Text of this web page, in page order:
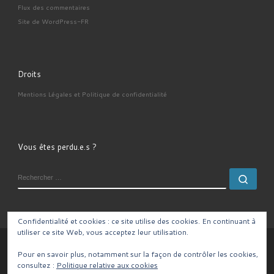
Flux des commentaires
Site de WordPress-FR
Droits
Mentions Légales et Politique de confidentialité
Vous êtes perdu.e.s ?
Propulsé par WP– Réalisé avec the
Confidentialité et cookies : ce site utilise des cookies. En continuant à
utiliser ce site Web, vous acceptez leur utilisation.
Pour en savoir plus, notamment sur la façon de contrôler les cookies,
consultez : Politique relative aux cookies